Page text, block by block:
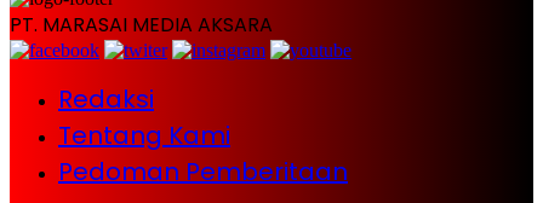
PT. MARASAI MEDIA AKSARA
Redaksi
Tentang Kami
Pedoman Pemberitaan